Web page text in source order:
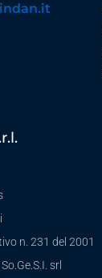
n. 231 del 2001
srl